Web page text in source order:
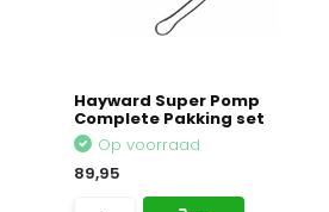
Hayward Super Pomp
Complete Pakking set
Op voorraad
89,95